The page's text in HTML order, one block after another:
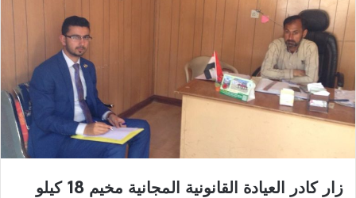
زار كادر العيادة القانونية المجانية مخيم 18 كيلو